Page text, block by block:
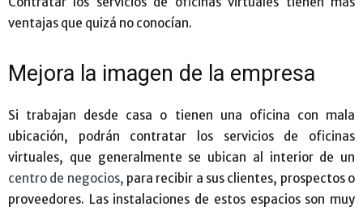
ventajas que quizá no conocían.
Mejora la imagen de la empresa
Si trabajan desde casa o tienen una oficina con mala
ubicación, podrán contratar los servicios de oficinas
virtuales, que generalmente se ubican al interior de un
centro de negocios, para recibir a sus clientes, prospectos o
proveedores. Las instalaciones de estos espacios son muy